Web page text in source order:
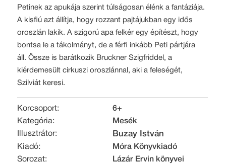
Petinek az apukája szerint túlságosan élénk a fantáziája.
A kisfiú azt állítja, hogy rozzant pajtájukban egy idős
oroszlán lakik. A szigorú apa felkér egy építészt, hogy
bontsa le a tákolmányt, de a férfi inkább Peti pártjára
áll. Össze is barátkozik Bruckner Szigfriddel, a
kiérdemesült cirkuszi oroszlánnal, aki a feleségét,
Szilviát keresi.
Korcsoport:
6+
Kategória:
Mesék
Illusztrátor:
Buzay István
Kiadó:
Móra Könyvkiadó
Sorozat:
Lázár Ervin könyvei